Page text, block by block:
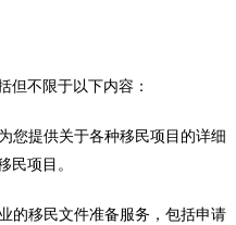
但不限于以下内容：
您提供关于各种移民项目的详细
民项目。
的移民文件准备服务，包括申请